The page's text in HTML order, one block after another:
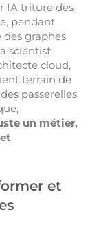
IA triture des
pendant
des graphes
scientist
cloud,
terrain de
passerelles
un métier,
et